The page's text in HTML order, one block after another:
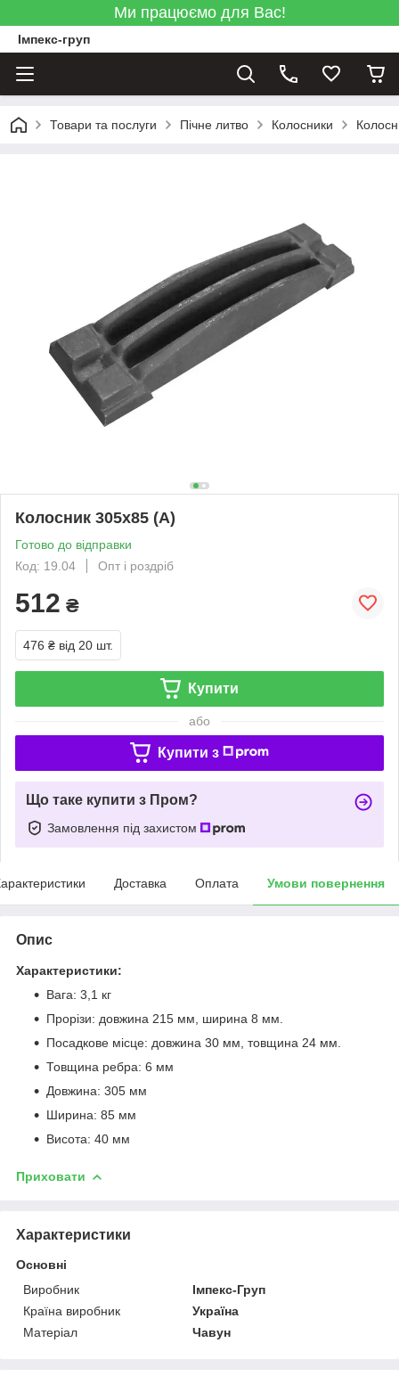
Ми працюємо для Вас!
Імпекс-груп
Товари та послуги Пічне литво Колосники
Колосник 305х85 (А)
Готово до відправки
Код: 19.04
Опт і роздріб
512 ₴
476 ₴ від 20 шт.
Купити
або
Купити з
Що таке купити з Пром?
Замовлення під захистом
Доставка Оплата Умови повернення
Опис
Характеристики:
Вага: 3,1 кг
Прорізи: довжина 215 мм, ширина 8 мм.
Посадкове місце: довжина 30 мм, товщина 24 мм.
Товщина ребра: 6 мм
Довжина: 305 мм
Ширина: 85 мм
Висота: 40 мм
Приховати
Характеристики
Основні
Виробник
Імпекс-Груп
Країна виробник
Україна
Матеріал
Чавун